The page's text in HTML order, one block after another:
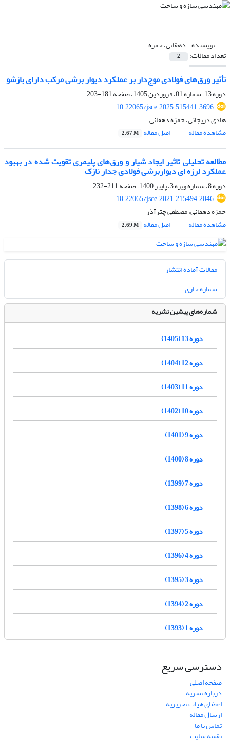
نویسنده =دهقانی، حمزه
تعداد مقالات: 2
تأثیر ورق‌های فولادی موج‌دار بر عملکرد دیوار برشی مرکب دارای بازشو
دوره 13، شماره 01، فروردین 1405، صفحه
181-203
10.22065/jsce.2025.515441.3696
هادی دریجانی، حمزه دهقانی
مشاهده مقاله
اصل مقاله 2.67 M
مطالعه تحلیلی تاثیر ایجاد شیار و ورق‌های پلیمری تقویت شده در بهبود
عملکرد لرزه ای دیواربرشی فولادی جدار نازک
دوره 8، شماره ویژه 3، پاییز 1400، صفحه
211-232
10.22065/jsce.2021.215494.2046
حمزه دهقانی، مصطفی چترآذر
مشاهده مقاله
اصل مقاله 2.69 M
مقالات آماده انتشار
شماره جاری
شماره‌های پیشین نشریه
دوره 13 (1405)
دوره 12 (1404)
دوره 11 (1403)
دوره 10 (1402)
دوره 9 (1401)
دوره 8 (1400)
دوره 7 (1399)
دوره 6 (1398)
دوره 5 (1397)
دوره 4 (1396)
دوره 3 (1395)
دوره 2 (1394)
دوره 1 (1393)
دسترسی سریع
صفحه اصلی
درباره نشریه
اعضای هیات تحریریه
ارسال مقاله
تماس با ما
نقشه سایت